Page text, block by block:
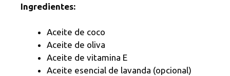
Ingredientes:
Aceite de coco
Aceite de oliva
Aceite de vitamina E
Aceite esencial de lavanda (opcional)